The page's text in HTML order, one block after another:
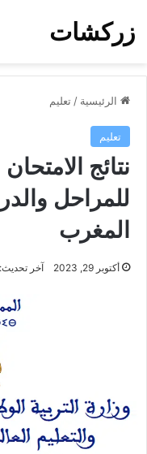
زركشات
الرئيسية / تعليم
تعليم
للمراحل
المغرب
أكتوبر 29, 2023 آخر تحديث: